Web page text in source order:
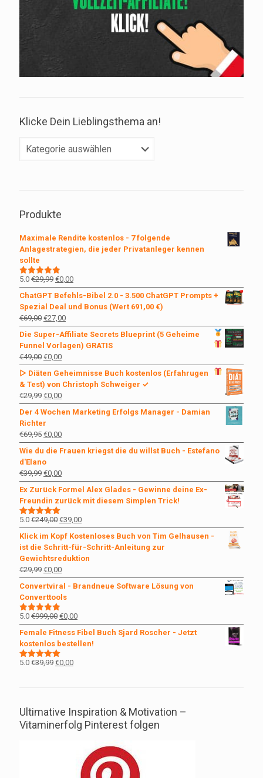
Klicke Dein Lieblingsthema an!
Dein
Produkte
Maximale Rendite kostenlos - 7 folgende
Anlagestrategien, die jeder Privatanleger kennen
sollte
Bewertet
mit5.00
von 5
5.0 €29,99 Ursprünglicher
Preis
war:
€29,99
€0,00Aktueller
Preis
ist:
€0,00.
ChatGPT Befehls-Bibel 2.0 - 3.500 ChatGPT Prompts +
Spezial Deal und Bonus (Wert 691,00 €)
€69,00 Ursprünglicher
Preis
war:
€69,00
€27,00Aktueller
Preis
ist:
€27,00.
Die Super-Affiliate Secrets Blueprint (5 Geheime
Funnel Vorlagen) GRATIS
€49,00 Ursprünglicher
Preis
war:
€49,00
€0,00Aktueller
Preis
ist:
€0,00.
▷ Diäten Geheimnisse Buch kostenlos (Erfahrugen
& Test) von Christoph Schweiger ✓
€29,99 Ursprünglicher
Preis
war:
€29,99
€0,00Aktueller
Preis
ist:
Der 4 Wochen Marketing Erfolgs Manager - Damian
Richter
€69,95 Ursprünglicher
Preis
war:
€69,95
€0,00Aktueller
Preis
ist:
Wie du die Frauen kriegst die du willst Buch - Estefano
d'Elano
€39,99 Ursprünglicher
Preis
war:
€39,99
€0,00Aktueller
Preis
ist:
€0,00.
Ex Zurück Formel Alex Glades - Gewinne deine Ex-
Freundin zurück mit diesem Simplen Trick!
Bewertet
mit5.00
von 5
5.0 €249,00 Ursprünglicher
Preis
war:
€249,00
€39,00Aktueller
Preis
ist:
€39,00.
Klick im Kopf Kostenloses Buch von Tim Gelhausen -
ist die Schritt-für-Schritt-Anleitung zur
Gewichtsreduktion
€29,99 Ursprünglicher
Preis
war:
€29,99
€0,00Aktueller
Preis
ist:
€0,00.
Convertviral - Brandneue Software Lösung von
Converttools
Bewertet
mit5.00
von 5
5.0 €999,00 Ursprünglicher
Preis
war:
€999,00
€0,00Aktueller
Preis
ist:
€0,00.
Female Fitness Fibel Buch Sjard Roscher - Jetzt
kostenlos bestellen!
Bewertet
5.0 €39,99 Ursprünglicher
€0,00Aktueller
Ultimative Inspiration & Motivation –
Vitaminerfolg Pinterest folgen